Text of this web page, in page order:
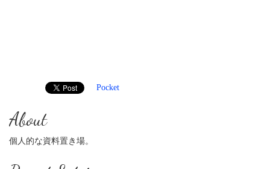
Pocket
About
個人的な資料置き場。